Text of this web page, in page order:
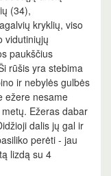
(34),
kryklių, viso
vidutiniųjų
paukščius
rūšis yra stebima
ir nebylės gulbės
ežere nesame
Ežeras dabar
dalis jų gal ir
perėti - jau
lizdą su 4